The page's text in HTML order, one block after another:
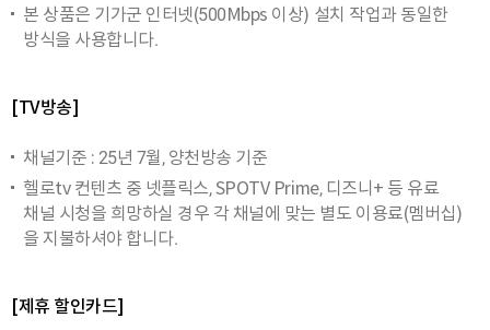
본 상품은 기가군 인터넷(500Mbps 이상) 설치 작업과 동일한
방식을 사용합니다.
[TV방송]
채널기준 : 25년 7월, 양천방송 기준
헬로tv 컨텐츠 중 넷플릭스, SPOTV Prime, 디즈니+ 등 유료
채널 시청을 희망하실 경우 각 채널에 맞는 별도 이용료(멤버십)
을 지불하셔야 합니다.
[제휴 할인카드]